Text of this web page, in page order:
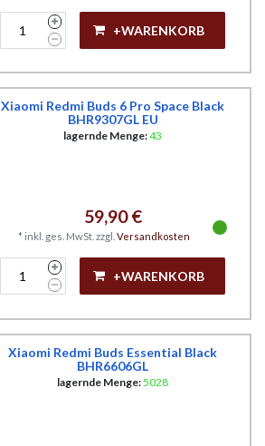
+WARENKORB
Xiaomi Redmi Buds 6 Pro Space Black
BHR9307GL EU
lagernde Menge:43
59,90 €
* inkl. ges. MwSt. zzgl. Versandkosten
+WARENKORB
Xiaomi Redmi Buds Essential Black
BHR6606GL
lagernde Menge:5028